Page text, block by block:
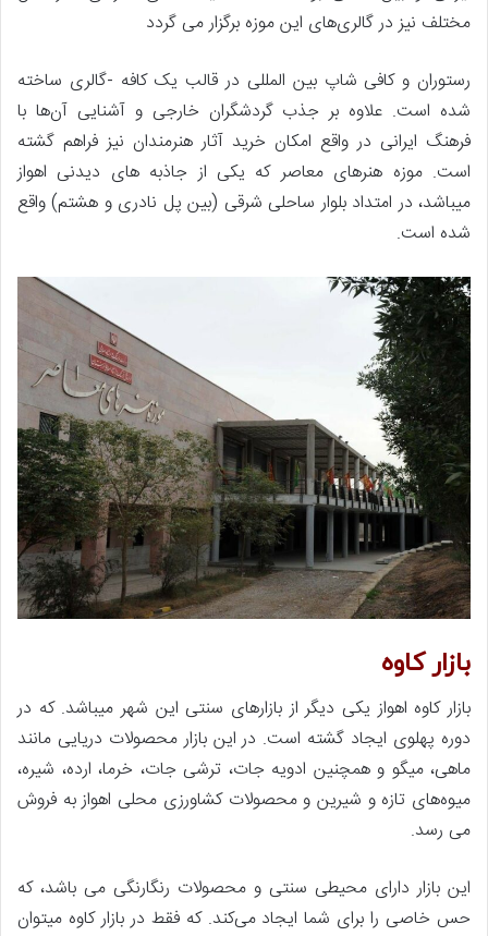
مختلف نیز در گالری‌های این موزه برگزار می گردد
رستوران و کافی شاپ بین المللی در قالب یک کافه -گالری ساخته
شده است. علاوه بر جذب گردشگران خارجی و آشنایی آن‌ها با
فرهنگ ایرانی در واقع امکان خرید آثار هنرمندان نیز فراهم گشته
است. موزه هنرهای معاصر که یکی از جاذبه های دیدنی اهواز
میباشد، در امتداد بلوار ساحلی شرقی (بین پل نادری و هشتم) واقع
شده است.
بازار کاوه
بازار کاوه اهواز یکی دیگر از بازارهای سنتی این شهر میباشد. که در
دوره پهلوی ایجاد گشته است. در این بازار محصولات دریایی مانند
ماهی، میگو و همچنین ادویه جات، ترشی جات، خرما، ارده، شیره،
میوه‌های تازه و شیرین و محصولات کشاورزی محلی اهواز به فروش
می رسد.
این بازار دارای محیطی سنتی و محصولات رنگارنگی می باشد، که
حس خاصی را برای شما ایجاد می‌کند. که فقط در بازار کاوه میتوان